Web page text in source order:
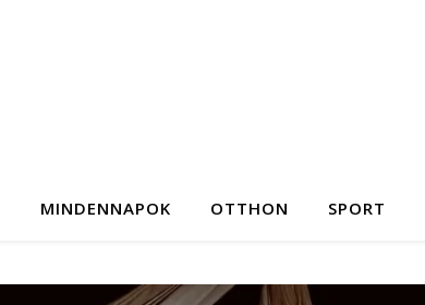
MINDENNAPOK OTTHON SPORT